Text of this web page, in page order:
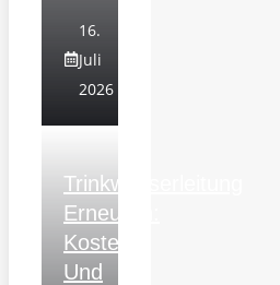
16.
Juli
2026
Trinkwasserleitung
Erneuern:
Kosten
Und